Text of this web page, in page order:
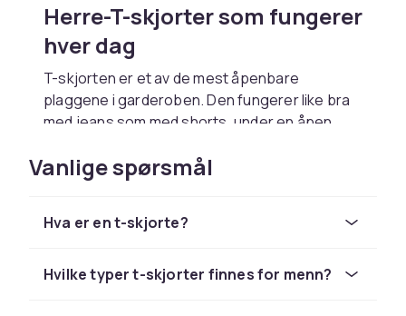
Herre-T-skjorter som fungerer
hver dag
T-skjorten er et av de mest åpenbare
plaggene i garderoben. Den fungerer like bra
med jeans som med shorts, under en åpen
avslappet, men gjennomtenkt. Enten du leter
etter en klassisk ensfarget modell eller en T-
det alternativer som passer både til stil og
Ensfargede basisplagg og T-
Vanlige spørsmål
Hva er en t-skjorte?
Hvilke typer t-skjorter finnes for menn?